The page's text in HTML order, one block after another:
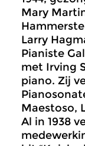
Mary
Larry
Pianiste
met Irving
piano. Zij
Maestoso,
Al in 1938